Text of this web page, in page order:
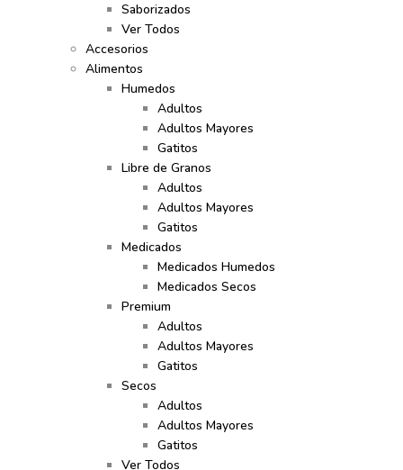
Saborizados
Ver Todos
Accesorios
Alimentos
Humedos
Adultos
Adultos Mayores
Gatitos
Libre de Granos
Adultos
Adultos Mayores
Gatitos
Medicados
Medicados Humedos
Medicados Secos
Premium
Adultos
Adultos Mayores
Gatitos
Secos
Adultos
Adultos Mayores
Gatitos
Ver Todos